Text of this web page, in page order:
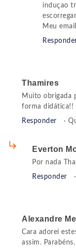
induçao
Meu
Thamires
Muito obrigada
forma didática!!
Responder ·
Everton
Por nada
Responder
Alexandre
Cara adorei
assim. Parabéns.